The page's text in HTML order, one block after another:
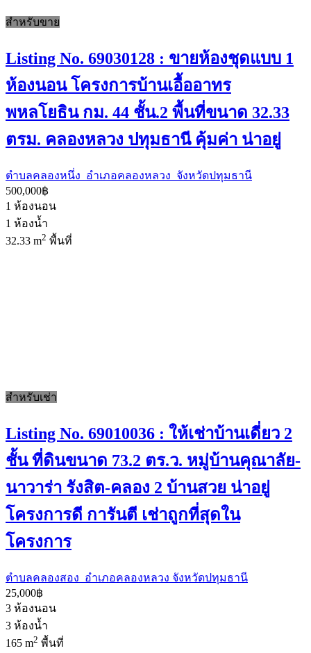
สำหรับขาย
Listing No. 69030128 : ขายห้องชุดแบบ 1
ห้องนอน โครงการบ้านเอื้ออาทร
พหลโยธิน กม. 44 ชั้น.2 พื้นที่ขนาด 32.33
ตรม. คลองหลวง ปทุมธานี คุ้มค่า น่าอยู่
ตำบลคลองหนึ่ง อำเภอคลองหลวง จังหวัดปทุมธานี
500,000฿
1 ห้องนอน
1 ห้องน้ำ
32.33 m2 พื้นที่
สำหรับเช่า
Listing No. 69010036 : ให้เช่าบ้านเดี่ยว 2
ชั้น ที่ดินขนาด 73.2 ตร.ว. หมู่บ้านคุณาลัย-
นาวาร่า รังสิต-คลอง 2 บ้านสวย น่าอยู่
โครงการดี การันตี เช่าถูกที่สุดใน
โครงการ
ตำบลคลองสอง อำเภอคลองหลวง จังหวัดปทุมธานี
25,000฿
3 ห้องนอน
3 ห้องน้ำ
165 m2 พื้นที่